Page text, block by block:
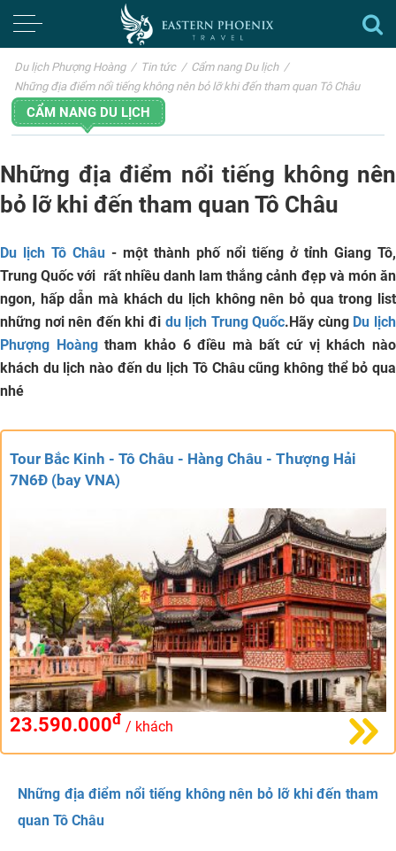
Du lịch Phượng Hoàng / Tin tức / Cẩm nang Du lịch /
Những địa điểm nổi tiếng không nên bỏ lỡ khi đến tham quan Tô Châu
CẨM NANG DU LỊCH
Những địa điểm nổi tiếng không nên
bỏ lỡ khi đến tham quan Tô Châu
Du lịch Tô Châu - một thành phố nổi tiếng ở tỉnh Giang Tô,
Trung Quốc với rất nhiều danh lam thắng cảnh đẹp và món ăn
ngon, hấp dẫn mà khách du lịch không nên bỏ qua trong list
những nơi nên đến khi đi du lịch Trung Quốc.Hãy cùng Du lịch
Phượng Hoàngtham khảo 6 điều mà bất cứ vị khách nào
khách du lịch nào đến du lịch Tô Châu cũng không thể bỏ qua
nhé
Tour Bắc Kinh - Tô Châu - Hàng Châu - Thượng Hải
7N6Đ (bay VNA)
23.590.000đ / khách
Những địa điểm nổi tiếng không nên bỏ lỡ khi đến tham
quan Tô Châu